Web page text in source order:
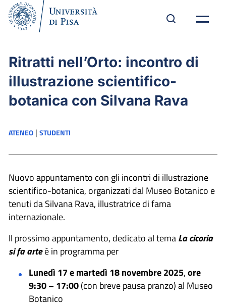
Ritratti nell’Orto: incontro di
illustrazione scientifico-
botanica con Silvana Rava
ATENEO | STUDENTI
Nuovo appuntamento con gli incontri di illustrazione
scientifico-botanica, organizzati dal Museo Botanico e
tenuti da Silvana Rava, illustratrice di fama
internazionale.
Il prossimo appuntamento, dedicato al temaLa cicoria
si fa arteè in programma per
Lunedì 17 e martedì 18 novembre 2025,ore
9:30 – 17:00(con breve pausa pranzo) al Museo
Botanico